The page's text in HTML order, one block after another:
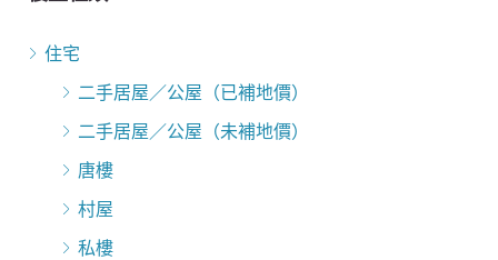
住宅
二手居屋／公屋（已補地價）
二手居屋／公屋（未補地價）
唐樓
村屋
私樓